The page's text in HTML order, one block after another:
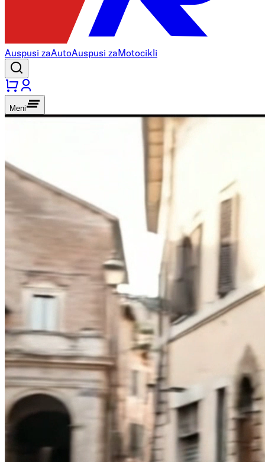
Auspusi zaAutoAuspusi zaMotocikli
Meni